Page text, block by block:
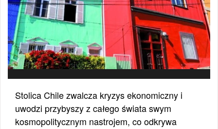
Stolica Chile zwalcza kryzys ekonomiczny i
uwodzi przybyszy z całego świata swym
kosmopolitycznym nastrojem, co odkrywa